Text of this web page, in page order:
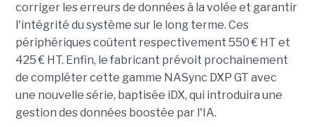
corriger les erreurs de données à la volée et garantir
l'intégrité du système sur le long terme. Ces
périphériques coûtent respectivement 550 € HT et
425 € HT. Enfin, le fabricant prévoit prochainement
de compléter cette gamme NASync DXP GT avec
une nouvelle série, baptisée iDX, qui introduira une
gestion des données boostée par l'IA.